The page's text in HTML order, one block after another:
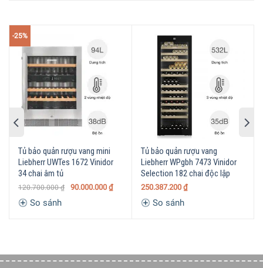
bảo độ rung đặc biệt thấp đồng nghĩa với việc rượu sẽ
được bảo quản tối ưu.
-25%
Tủ bảo quản rượu vang mini
Liebherr UWTes 1672 Vinidor
34 chai âm tủ
120.700.000₫ 90.000.000 ₫
So sánh
Tủ bảo quản rượu vang
Liebherr WPgbh 7473 Vinidor
Selection 182 chai độc lập
250.387.200 ₫
So sánh